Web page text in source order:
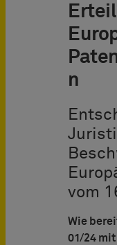
n
vom
Wie
01/24 mit